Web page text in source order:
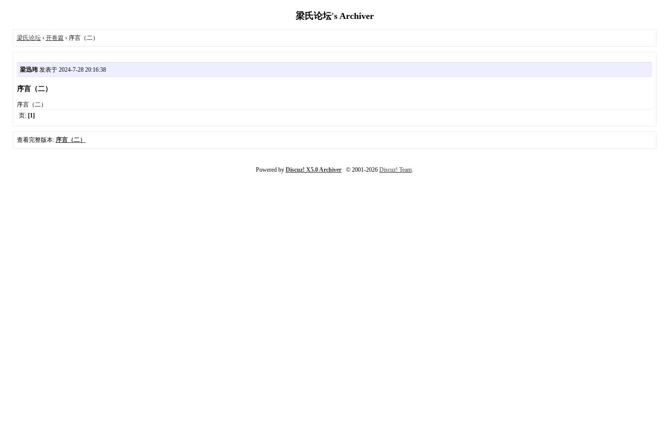
梁氏论坛's Archiver
梁氏论坛› 开卷篇› 序言（二）
梁迅玮发表于 2024-7-28 20:16:38
序言（二）
序言（二）
页: [1]
查看完整版本: 序言（二）
Powered by Discuz! X5.0 Archiver © 2001-2026 Discuz! Team.